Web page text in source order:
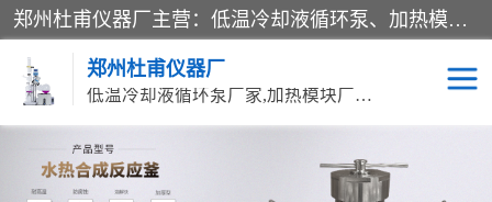
郑州杜甫仪器厂主营：低温冷却液循环泵、加热模块、水热合成反应釜、水油浴锅、旋转蒸发器、循环水真空泵等产品。郑州杜甫仪器厂在众多的教学仪器行业中依靠科技力量扬长避短、迅速发展，成为国家教委*生产教学仪器的厂家，产品具有国内良好水平，主导产品通过ISO9002质量认证。
郑州杜甫仪器厂
低温冷却液循环泵厂家,加热模块厂家,水热合成反应釜厂家,水油浴锅厂家,旋转蒸发器厂家
循环水真空泵厂家 水热合成反应釜厂家